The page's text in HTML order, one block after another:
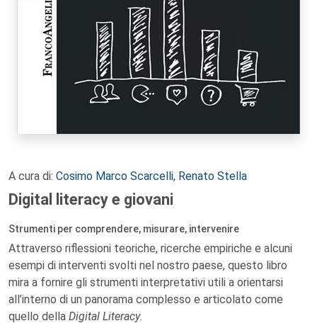
A cura di: Cosimo Marco Scarcelli, Renato Stella
Digital literacy e giovani
Strumenti per comprendere, misurare, intervenire
Attraverso riflessioni teoriche, ricerche empiriche e alcuni
esempi di interventi svolti nel nostro paese, questo libro
mira a fornire gli strumenti interpretativi utili a orientarsi
all’interno di un panorama complesso e articolato come
quello della Digital Literacy.